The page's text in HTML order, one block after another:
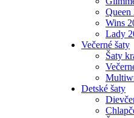
Queen
Wins
Lady
Večerné šaty
Šaty
Detské šaty